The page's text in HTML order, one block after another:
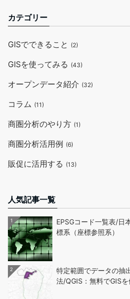
カテゴリー
GISでできること (2)
GISを使ってみる (43)
オープンデータ紹介 (32)
コラム (11)
商圏分析のやり方 (1)
商圏分析活用例 (6)
販促に活用する (13)
人気記事一覧
1
EPSGコード一覧表/日
標系（座標参照系）
2
特定範囲でデータの抽
法/QGIS：無料でGIS